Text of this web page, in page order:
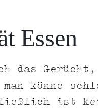
Essen
das
man könne
ist